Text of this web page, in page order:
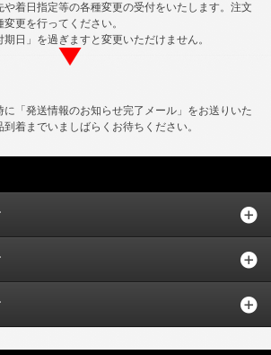
や着日指定等の各種変更の受付をいたします。注文
更を行ってください。
日」を過ぎますと変更いただけません。
に「発送情報のお知らせ完了メール」をお送りいた
到着までいましばらくお待ちください。